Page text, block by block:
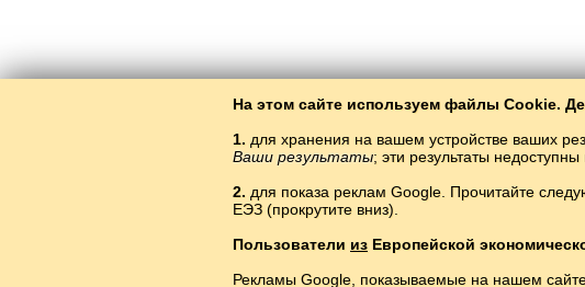
На этом сайте используем файлы Cookie.
1. для хранения на вашем устройстве ваших
Ваши результаты; эти результаты
2. для показа реклам Google. Прочитайте
ЕЭЗ (прокрутите вниз).
Пользователи из Европейской
Рекламы Google, показываемые на нашем